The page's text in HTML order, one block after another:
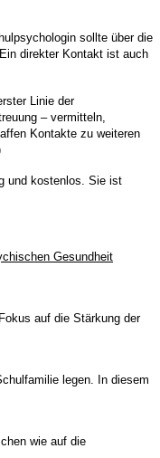
sollte über die
direkter Kontakt ist auch
Linie der
– vermitteln,
Kontakte zu weiteren
und kostenlos. Sie ist
Gesundheit
auf die Stärkung der
legen. In diesem
wie auf die